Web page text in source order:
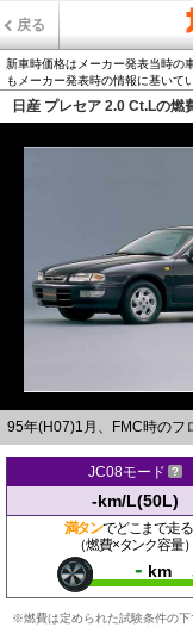
戻る
新車時価格はメーカー発表当時の
もメーカー発表時の情報に基いて
日産 プレセア 2.0 Ct.Lの燃
95年(H07)1月、FMC時のフ
JC08モード
-km/L(50L)
満タンでどこまで走
（燃費×タンク容量）
- km
※燃費は定められた試験条件の